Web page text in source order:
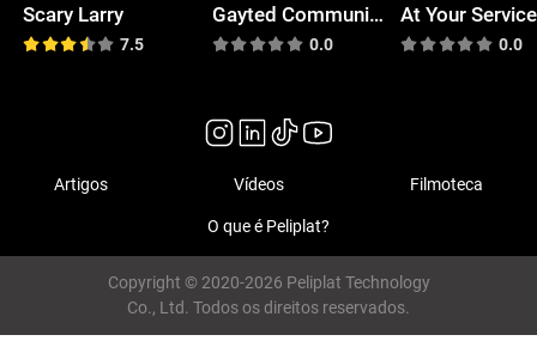
Scary Larry
7.5
Gayted Community
0.0
At Your Service
0.0
Artigos Vídeos Filmoteca
O que é Peliplat?
Copyright © 2020-2026 Peliplat Technology
Co., Ltd. Todos os direitos reservados.